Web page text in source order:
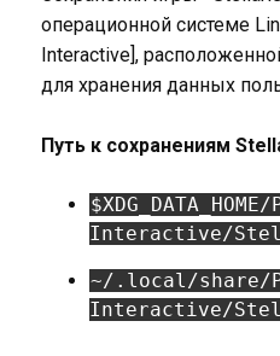
операционной системе
Interactive],
для хранения данных
Путь к сохранениям
Interactive/
~/.local/share/
Interactive/